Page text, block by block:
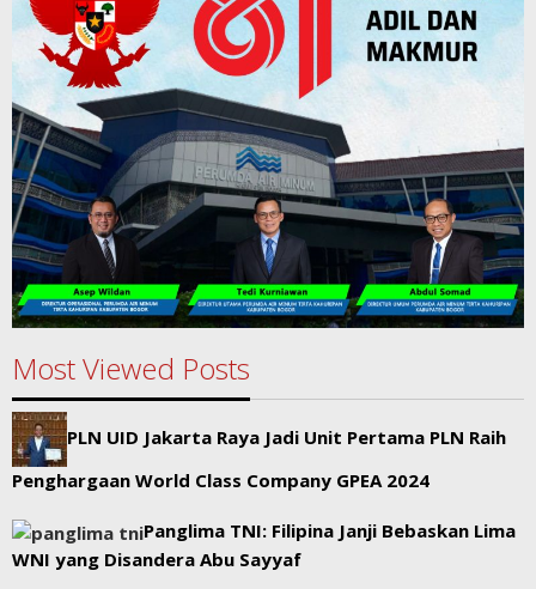
Most Viewed Posts
PLN UID Jakarta Raya Jadi Unit Pertama PLN Raih
Penghargaan World Class Company GPEA 2024
Panglima TNI: Filipina Janji Bebaskan Lima
WNI yang Disandera Abu Sayyaf